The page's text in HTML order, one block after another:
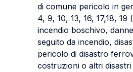
di comune pericolo in
4, 9, 10, 13, 16, 17,18,
incendio boschivo,
seguito da incendio,
pericolo di disastro
costruzioni o altri